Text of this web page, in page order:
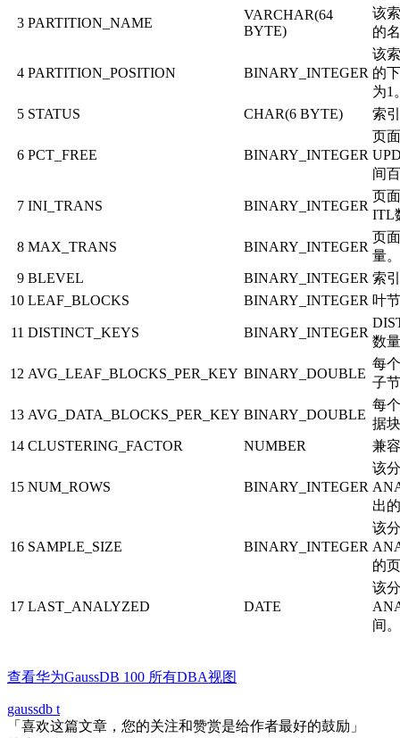
3 PARTITION_NAME
VARCHAR(64
BYTE)
该
的
4 PARTITION_POSITION BINARY_INTEGER
该
的
为1
5 STATUS CHAR(6 BYTE) 索
6 PCT_FREE BINARY_INTEGER
页
间
7 INI_TRANS BINARY_INTEGER
页
ITL
8 MAX_TRANS BINARY_INTEGER
页
量。
9 BLEVEL BINARY_INTEGER 索
10 LEAF_BLOCKS BINARY_INTEGER 叶
11 DISTINCT_KEYS BINARY_INTEGER
数
12 AVG_LEAF_BLOCKS_PER_KEY BINARY_DOUBLE
每
子
13 AVG_DATA_BLOCKS_PER_KEY BINARY_DOUBLE
每
据
14 CLUSTERING_FACTOR NUMBER 兼
15 NUM_ROWS BINARY_INTEGER
该
出
16 SAMPLE_SIZE BINARY_INTEGER
该
的
17 LAST_ANALYZED DATE
该
间。
查看华为GaussDB 100 所有DBA视图
gaussdb t
「喜欢这篇文章，您的关注和赞赏是给作者最好的鼓励」